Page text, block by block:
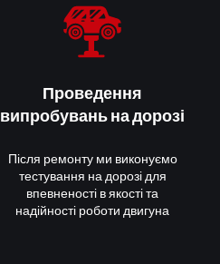
Проведення
випробувань на дорозі
Після ремонту ми виконуємо
тестування на дорозі для
впевненості в якості та
надійності роботи двигуна